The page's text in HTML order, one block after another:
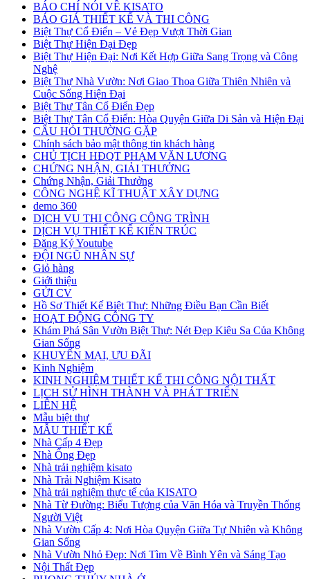
BÁO CHÍ NÓI VỀ KISATO
BÁO GIÁ THIẾT KẾ VÀ THI CÔNG
Biệt Thự Cổ Điển – Vẻ Đẹp Vượt Thời Gian
Biệt Thự Hiện Đại Đẹp
Biệt Thự Hiện Đại: Nơi Kết Hợp Giữa Sang Trọng và Công
Nghệ
Biệt Thự Nhà Vườn: Nơi Giao Thoa Giữa Thiên Nhiên và
Cuộc Sống Hiện Đại
Biệt Thự Tân Cổ Điển Đẹp
Biệt Thự Tân Cổ Điển: Hòa Quyện Giữa Di Sản và Hiện Đại
CÂU HỎI THƯỜNG GẶP
Chính sách bảo mật thông tin khách hàng
CHỦ TỊCH HĐQT PHẠM VĂN LƯƠNG
CHỨNG NHẬN, GIẢI THƯỞNG
Chứng Nhận, Giải Thưởng
CÔNG NGHỆ KĨ THUẬT XÂY DỰNG
demo 360
DỊCH VỤ THI CÔNG CÔNG TRÌNH
DỊCH VỤ THIẾT KẾ KIẾN TRÚC
Đăng Ký Youtube
ĐỘI NGŨ NHÂN SỰ
Giỏ hàng
Giới thiệu
GỬI CV
Hồ Sơ Thiết Kế Biệt Thự: Những Điều Bạn Cần Biết
HOẠT ĐỘNG CÔNG TY
Khám Phá Sân Vườn Biệt Thự: Nét Đẹp Kiêu Sa Của Không
Gian Sống
KHUYẾN MẠI, ƯU ĐÃI
Kinh Nghiệm
KINH NGHIỆM THIẾT KẾ THI CÔNG NỘI THẤT
LỊCH SỬ HÌNH THÀNH VÀ PHÁT TRIỂN
LIÊN HỆ
Mẫu biệt thự
MẪU THIẾT KẾ
Nhà Cấp 4 Đẹp
Nhà Ống Đẹp
Nhà trải nghiệm kisato
Nhà Trải Nghiệm Kisato
Nhà trải nghiệm thực tế của KISATO
Nhà Từ Đường: Biểu Tượng của Văn Hóa và Truyền Thống
Người Việt
Nhà Vườn Cấp 4: Nơi Hòa Quyện Giữa Tự Nhiên và Không
Gian Sống
Nhà Vườn Nhỏ Đẹp: Nơi Tìm Về Bình Yên và Sáng Tạo
Nội Thất Đẹp